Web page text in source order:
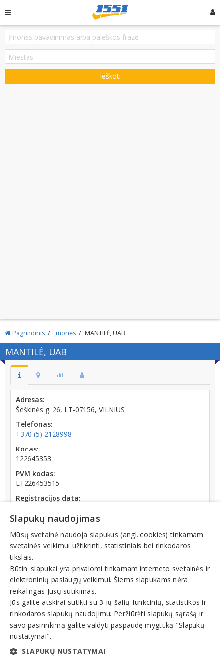
Ieškoti
Pagrindinis Įmonės MANTILĖ, UAB
MANTILĖ, UAB
Adresas:
Šeškinės g. 26, LT-07156, VILNIUS
Telefonas:
+370 (5) 2128998
Kodas:
122645353
PVM kodas:
LT226453515
Registracijos data:
Darbuotojų skaičius:
iki 10 darbuotojų
Apyvarta:
21 957 €, pelnas po mokesčių -61,3 % (2025 m.)
Veiklos sritys
Grožio, kosmetologijos salonai, kirpyklos
Slapukų naudojimas
Mūsų svetainė naudoja slapukus (angl. cookies) tinkamam
svetainės veikimui užtikrinti, statistiniais bei rinkodaros
tikslais.
Būtini slapukai yra privalomi tinkamam interneto svetainės ir
elektroninių paslaugų veikimui. Šiems slapukams nėra
reikalingas Jūsų sutikimas.
Jūs galite atskirai sutikti su 3-ių šalių funkcinių, statistikos ir
rinkodaros slapukų naudojimu. Peržiūrėti slapukų sąrašą ir
savo pasirinkimą galite valdyti paspaudę mygtuką "Slapukų
nustatymai".
SLAPUKŲ NUSTATYMAI